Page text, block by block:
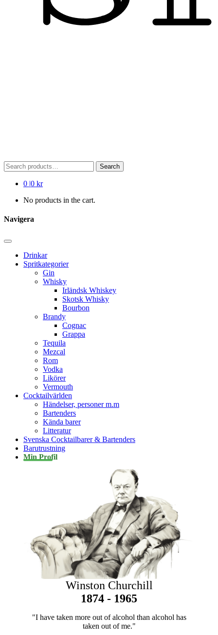
Search
for:
Search
0 |0 kr
No products in the cart.
Navigera
Drinkar
Spritkategorier
Gin
Whisky
Irländsk Whiskey
Skotsk Whisky
Bourbon
Brandy
Cognac
Grappa
Tequila
Mezcal
Rom
Vodka
Likörer
Vermouth
Cocktailvärlden
Händelser, personer m.m
Bartenders
Kända barer
Litteratur
Svenska Cocktailbarer & Bartenders
Barutrustning
Min Profil
Winston Churchill
1874 - 1965
"I have taken more out of alcohol than alcohol has
taken out of me."